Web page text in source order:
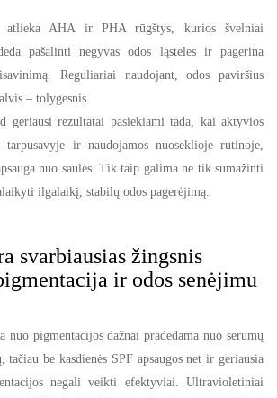
atlieka AHA ir PHA rūgštys, kurios švelniai
pašalinti negyvas odos ląsteles ir pagerina
Reguliariai naudojant, odos paviršius
– tolygesnis.
geriausi rezultatai pasiekiami tada, kai aktyvios
tarpusavyje ir naudojamos nuoseklioje rutinoje,
nuo saulės. Tik taip galima ne tik sumažinti
ilgalaikį, stabilų odos pagerėjimą.
svarbiausias žingsnis
ir odos senėjimu
nuo pigmentacijos dažnai pradedama nuo serumų
be kasdienės SPF apsaugos net ir geriausia
negali veikti efektyviai. Ultravioletiniai